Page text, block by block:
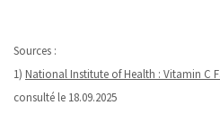
Sources :
1) National Institute of Health : Vitamin C
consulté le 18.09.2025